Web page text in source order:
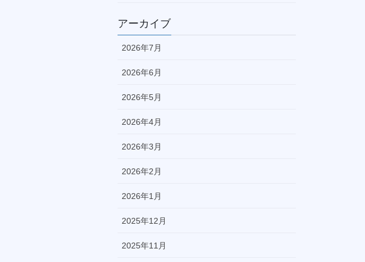
アーカイブ
2026年7月
2026年6月
2026年5月
2026年4月
2026年3月
2026年2月
2026年1月
2025年12月
2025年11月